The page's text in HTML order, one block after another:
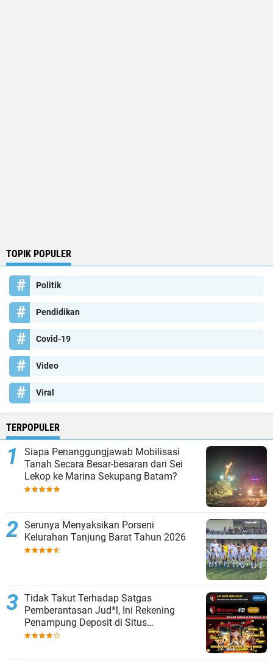
TOPIK POPULER
Politik
Pendidikan
Covid-19
Video
Viral
TERPOPULER
Siapa Penanggungjawab Mobilisasi
Tanah Secara Besar-besaran dari Sei
Lekop ke Marina Sekupang Batam?
Serunya Menyaksikan Porseni
Kelurahan Tanjung Barat Tahun 2026
Tidak Takut Terhadap Satgas
Pemberantasan Jud*l, Ini Rekening
Penampung Deposit di Situs
MENARA4D